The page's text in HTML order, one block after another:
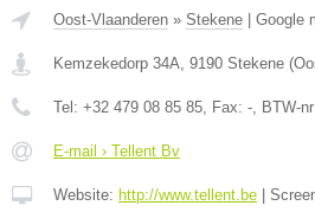
Oost-Vlaanderen » Stekene | Google
Kemzekedorp 34A 9190 Stekene (
Tel: +32 479 08 85 85 , Fax: - , BTW-
E-mail › Tellent Bv
Website: http://www.tellent.be |